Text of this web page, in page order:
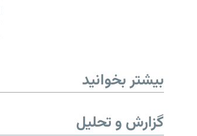
بیشتر بخوانید
گزارش و تحلیل